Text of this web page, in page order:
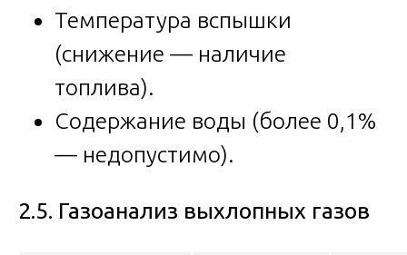
Температура вспышки
(снижение — наличие
топлива).
Содержание воды (более 0,1%
— недопустимо).
2.5. Газоанализ выхлопных газов